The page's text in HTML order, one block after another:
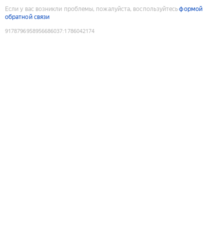
Если у вас возникли проблемы, пожалуйста, воспользуйтесьформой
обратной связи
9178796958956686037:1786042174